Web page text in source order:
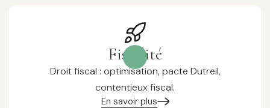
Fiscalité
Droit fiscal : optimisation, pacte Dutreil,
contentieux fiscal.
En savoir plus